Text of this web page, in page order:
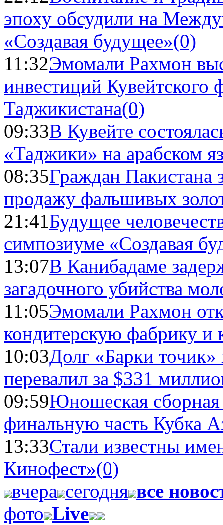
эпоху обсудили на
«Создавая будущее»(0)
11:32Эмомали Рахмон
инвестиций Кувейтского
Таджикистана(0)
09:33В Кувейте
«Таджики» на арабском
08:35Граждан Пакистана
продажу фальшивых
21:41Будущее
симпозиуме «Создавая
13:07В Канибадаме
загадочного убийства
11:05Эмомали Рахмон
кондитерскую фабрику и
10:03Долг «Барки
перевалил за $331
09:59Юношеская
финальную часть Кубка
13:33Стали известны
Кинофест»(0)
вчера сегодня все
фото Live